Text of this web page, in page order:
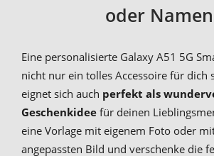
oder Namen
Eine personalisierte Galaxy A51 5G
nicht nur ein tolles Accessoire für dich
eignet sich auch perfekt als
Geschenkidee für deinen
eine Vorlage mit eigenem Foto oder
angepassten Bild und verschenke die